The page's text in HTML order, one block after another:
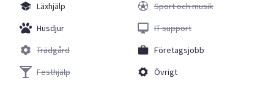
Läxhjälp
Husdjur
Trädgård
Festhjälp
Sport och musik
IT support
Företagsjobb
Övrigt